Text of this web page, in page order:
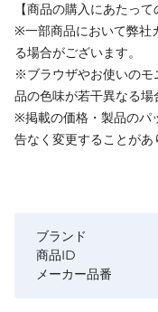
【商品の購入にあたって
※一部商品において弊社
る場合がございます。
※ブラウザやお使いのモ
品の色味が若干異なる場
※掲載の価格・製品のパ
告なく変更することがあ
ブランド
商品ID
メーカー品番